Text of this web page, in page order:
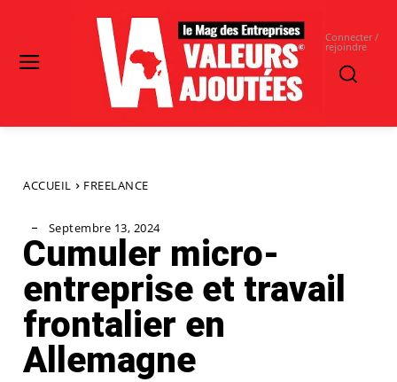
Connecter /
rejoindre
ACCUEIL FREELANCE
Septembre 13, 2024
Cumuler micro-
entreprise et travail
frontalier en
Allemagne